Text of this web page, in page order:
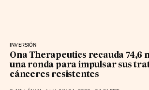
INVERSIÓN
Ona Therapeutics recauda 74,6
una ronda para impulsar sus
cánceres resistentes